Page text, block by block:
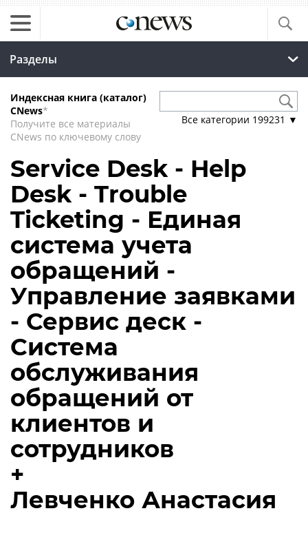
Разделы
Индексная книга (каталог)
CNews*
Получите все материалы
CNews по ключевому слову
Все категории 199231 ▼
Service Desk - Help
Desk - Trouble
Ticketing - Единая
система учета
обращений -
Управление заявками
- Сервис деск -
Система
обслуживания
обращений от
клиентов и
сотрудников
+
Левченко Анастасия